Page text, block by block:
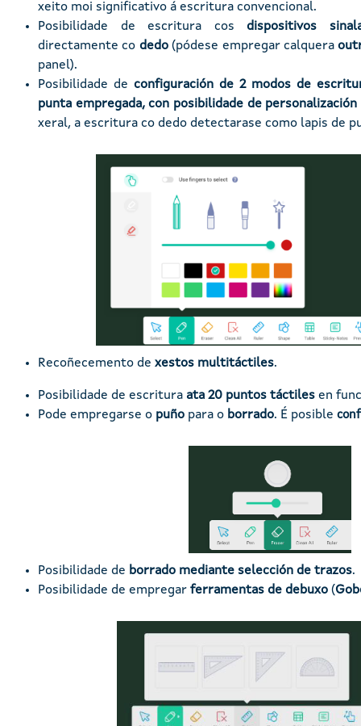
xeito moi significativo á escritura convencional.
Posibilidade de escritura cosdispositivos
directamente co dedo(pódese empregar calquera
panel).
Posibilidade de configuración de 2 modos de
punta empregada, con posibilidade de
xeral, a escritura co dedo detectarase como lapis de
Recoñecemento de xestos multitáctiles.
Posibilidade de escritura ata 20 puntos táctiles en
Pode empregarse o puño para o borrado. É posible
Posibilidade de borrado mediante selección de trazos.
Posibilidade de empregar ferramentas de debuxo (